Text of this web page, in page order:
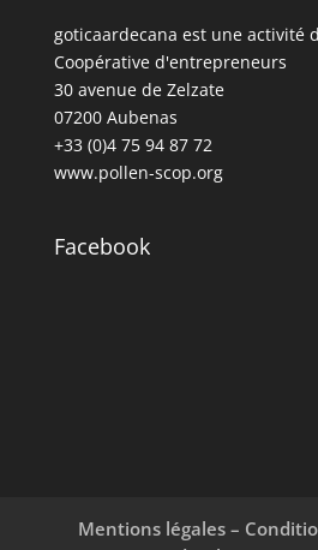
goticaardecana est une activité
Coopérative d'entrepreneurs
30 avenue de Zelzate
07200 Aubenas
+33 (0)4 75 94 87 72
www.pollen-scop.org
Facebook
Mentions légales –